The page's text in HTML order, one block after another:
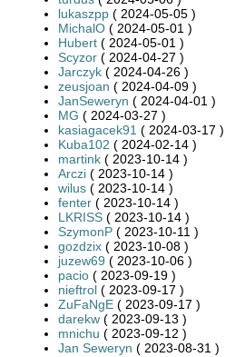
lukaszpp ( 2024-05-05 )
MichalO ( 2024-05-01 )
Hubert ( 2024-05-01 )
Scyzor ( 2024-04-27 )
Jarczyk ( 2024-04-26 )
zeusjoan ( 2024-04-09 )
JanSeweryn ( 2024-04-01 )
MG ( 2024-03-27 )
kasiagacek91 ( 2024-03-17 )
Kuba102 ( 2024-02-14 )
martink ( 2023-10-14 )
Arczi ( 2023-10-14 )
wilus ( 2023-10-14 )
fenter ( 2023-10-14 )
LKRISS ( 2023-10-14 )
SzymonP ( 2023-10-11 )
gozdzix ( 2023-10-08 )
juzew69 ( 2023-10-06 )
pacio ( 2023-09-19 )
nieftrol ( 2023-09-17 )
ZuFaNgE ( 2023-09-17 )
darekw ( 2023-09-13 )
mnichu ( 2023-09-12 )
Jan Seweryn ( 2023-08-31 )